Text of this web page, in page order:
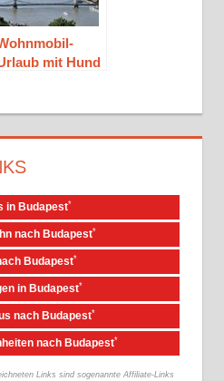
mit Hund
in Budapest*
nach Budapest*
Budapest*
in Budapest*
nach Budapest*
nach Budapest*
Links sind sogenannte Affiliate-Links